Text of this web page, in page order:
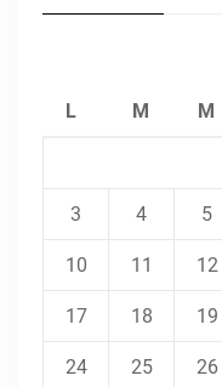
L M M
3 4 5
10 11 12
17 18 19
24 25 26